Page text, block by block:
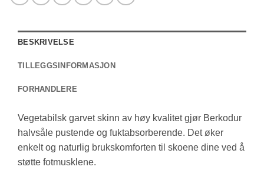
BESKRIVELSE
TILLEGGSINFORMASJON
FORHANDLERE
Vegetabilsk garvet skinn av høy kvalitet gjør Berkodur
halvsåle pustende og fuktabsorberende. Det øker
enkelt og naturlig brukskomforten til skoene dine ved å
støtte fotmusklene.